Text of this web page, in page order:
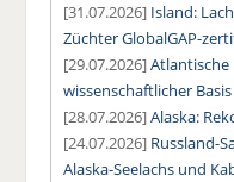
[31.07.2026] Island:
Züchter GlobalGAP-
[29.07.2026]Atlantische
wissenschaftlicher Basis
[28.07.2026]Alaska:
[24.07.2026] Russland-
Alaska-Seelachs und